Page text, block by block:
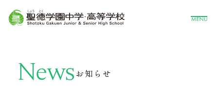
News お知らせ